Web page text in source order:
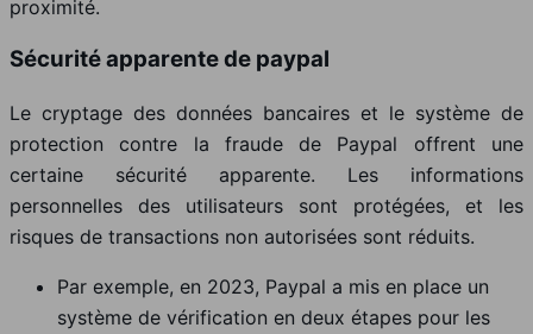
proximité.
Sécurité apparente de paypal
Le cryptage des données bancaires et le système de
protection contre la fraude de Paypal offrent une
certaine sécurité apparente. Les informations
personnelles des utilisateurs sont protégées, et les
risques de transactions non autorisées sont réduits.
Par exemple, en 2023, Paypal a mis en place un
système de vérification en deux étapes pour les